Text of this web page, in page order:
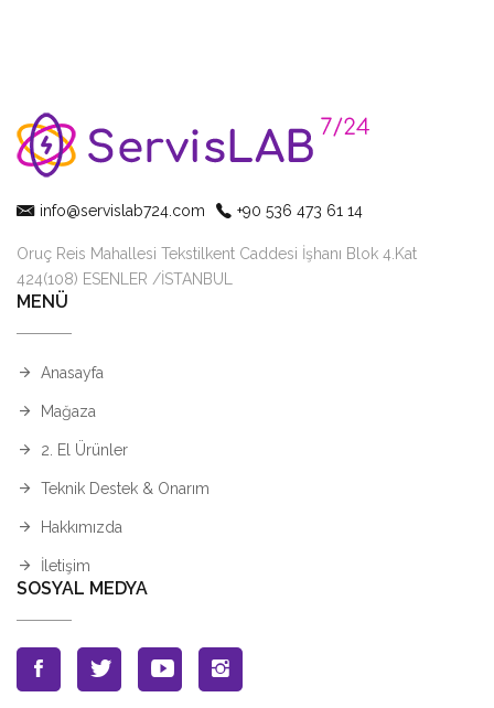
info@servislab724.com +90 536 473 61 14
Oruç Reis Mahallesi Tekstilkent Caddesi İşhanı Blok 4.Kat
424(108) ESENLER /İSTANBUL
MENÜ
Anasayfa
Mağaza
2. El Ürünler
Teknik Destek & Onarım
Hakkımızda
İletişim
SOSYAL MEDYA